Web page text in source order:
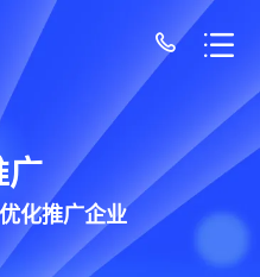
络（12年经验/30+
，网站制作，网站设